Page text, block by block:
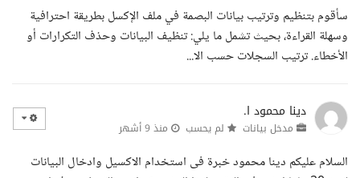
سأقوم بتنظيم وترتيب بيانات البصمة في ملف الإكسل بطريقة احترافية
وسهلة القراءة، بحيث تشمل ما يلي: تنظيف البيانات وحذف التكرارات أو
الأخطاء. ترتيب السجلات حسب الا...
دينا محمود ا.
مدخل بيانات لم يحسب منذ 9 أشهر
السلام عليكم دينا محمود خبرة فى استخدام الاكسيل وادخال البيانات